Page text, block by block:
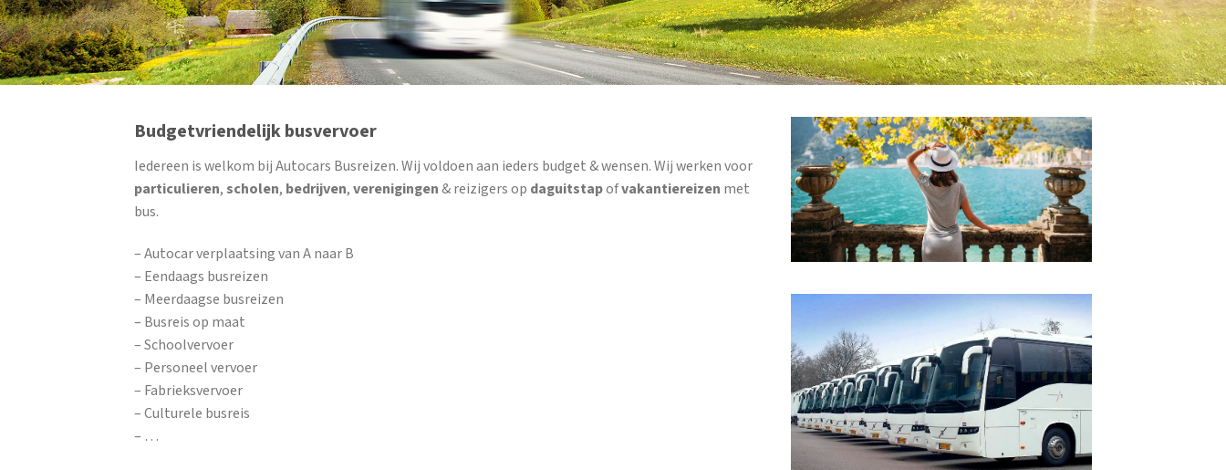
Budgetvriendelijk busvervoer
Iedereen is welkom bij Autocars Busreizen. Wij voldoen aan ieders budget & wensen. Wij werken voor
particulieren,scholen, bedrijven,verenigingen& reizigers op daguitstapofvakantiereizen met
bus.
– Autocar verplaatsing van A naar B
– Eendaags busreizen
– Meerdaagse busreizen
– Busreis op maat
– Schoolvervoer
– Personeel vervoer
– Fabrieksvervoer
– Culturele busreis
– …